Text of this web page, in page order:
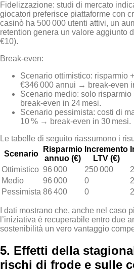
Fidelizzazione: studi di mercato
giocatori preferisce piattaforme con
casinò ha 500 000 utenti attivi, un
retention genera un valore aggiunto
€10).
Break‑even:
Scenario ottimistico: risparmio
€346 000 annui → break‑even
Scenario medio: solo
break‑even in 24 mesi.
Scenario pessimista: costi di
10 % → break‑even in 30 mesi.
Le tabelle di seguito riassumono i
Scenario
Risparmio
annuo (€)
Incremento
LTV (€)
Ottimistico 96 000 250 000
Medio
96 000 0
Pessimista 86 400 0
I dati mostrano che, anche nel caso
l’iniziativa è recuperabile entro due
sostenibilità un vero vantaggio
5. Effetti della
rischi di frode e sulle